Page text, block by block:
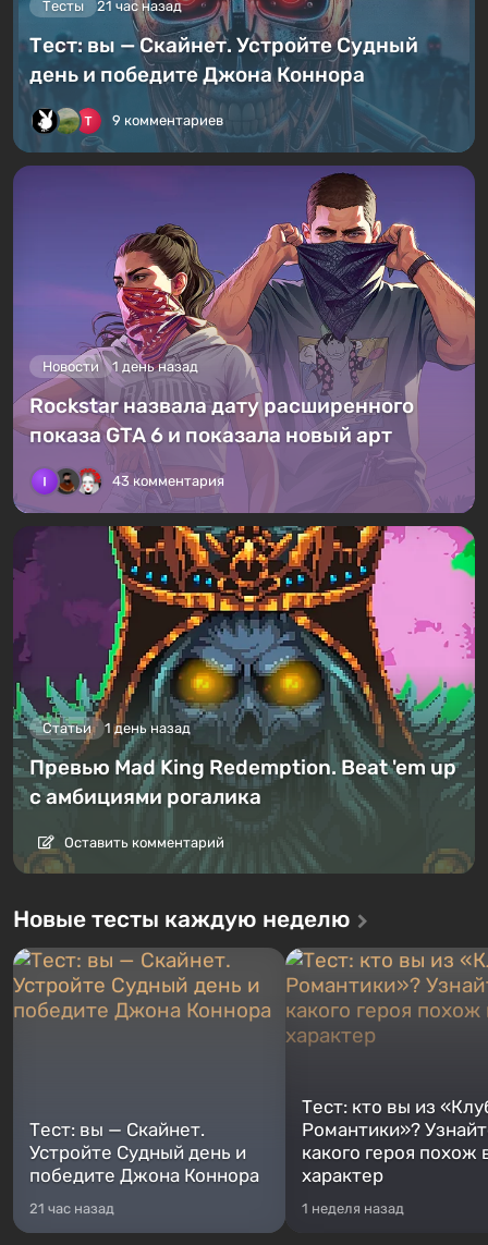
Тесты 21 час назад
Тест: вы — Скайнет. Устройте Судный
день и победите Джона Коннора
9 комментариев
Новости 1 день назад
Rockstar назвала дату расширенного
показа GTA 6 и показала новый арт
43 комментария
Статьи 1 день назад
Превью Mad King Redemption. Beat 'em up
с амбициями рогалика
Оставить комментарий
Новые тесты каждую неделю
Тест: вы — Скайнет.
Устройте Судный день и
победите Джона Коннора
21 час назад
Тест: кто вы из
Романтики»?
какого героя похож
характер
1 неделя назад